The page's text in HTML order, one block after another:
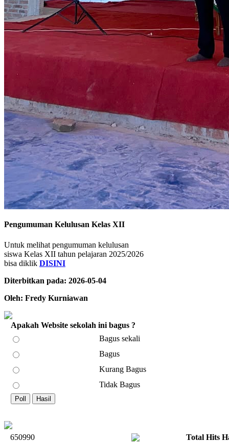
Pengumuman Kelulusan Kelas XII
Untuk melihat pengumuman kelulusan
siswa Kelas XII tahun pelajaran 2025/2026
bisa diklik DISINI
Diterbitkan pada: 2026-05-04
Oleh: Fredy Kurniawan
Apakah Website sekolah ini bagus ?
Bagus sekali
Bagus
Kurang Bagus
Tidak Bagus
650990
Total Hits